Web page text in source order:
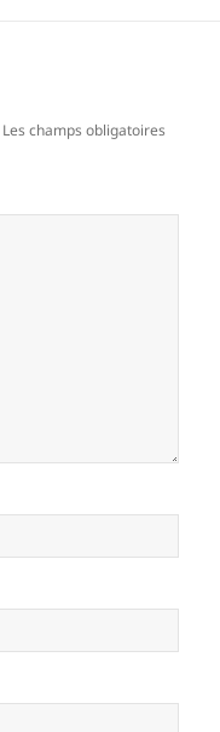
Les champs obligatoires